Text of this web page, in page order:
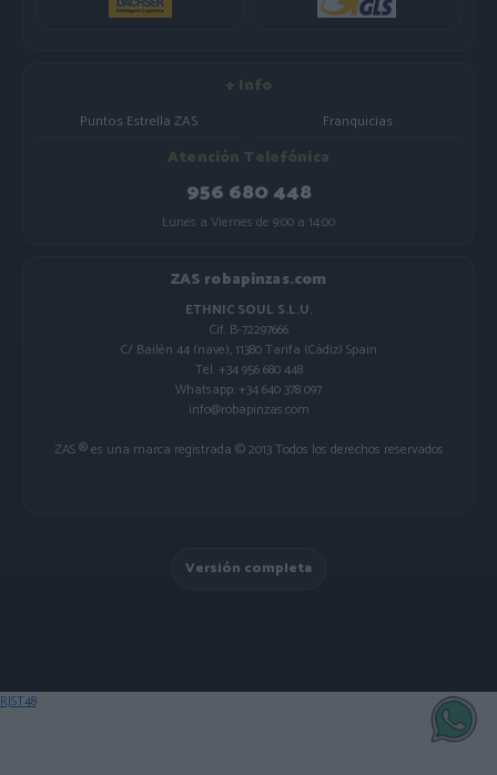
+ Info
Puntos Estrella ZAS Franquicias
Atención Telefónica
956 680 448
Lunes a Viernes de 9:00 a 14:00
ZAS robapinzas.com
ETHNIC SOUL S.L.U.
Cif. B-72297666
C/ Bailén 44 (nave), 11380 Tarifa (Cádiz) Spain
Tel. +34 956 680 448
Whatsapp: +34 640 378 097
info@robapinzas.com
ZAS ® es una marca registrada © 2013 Todos los derechos reservados
Versión completa
RJST48